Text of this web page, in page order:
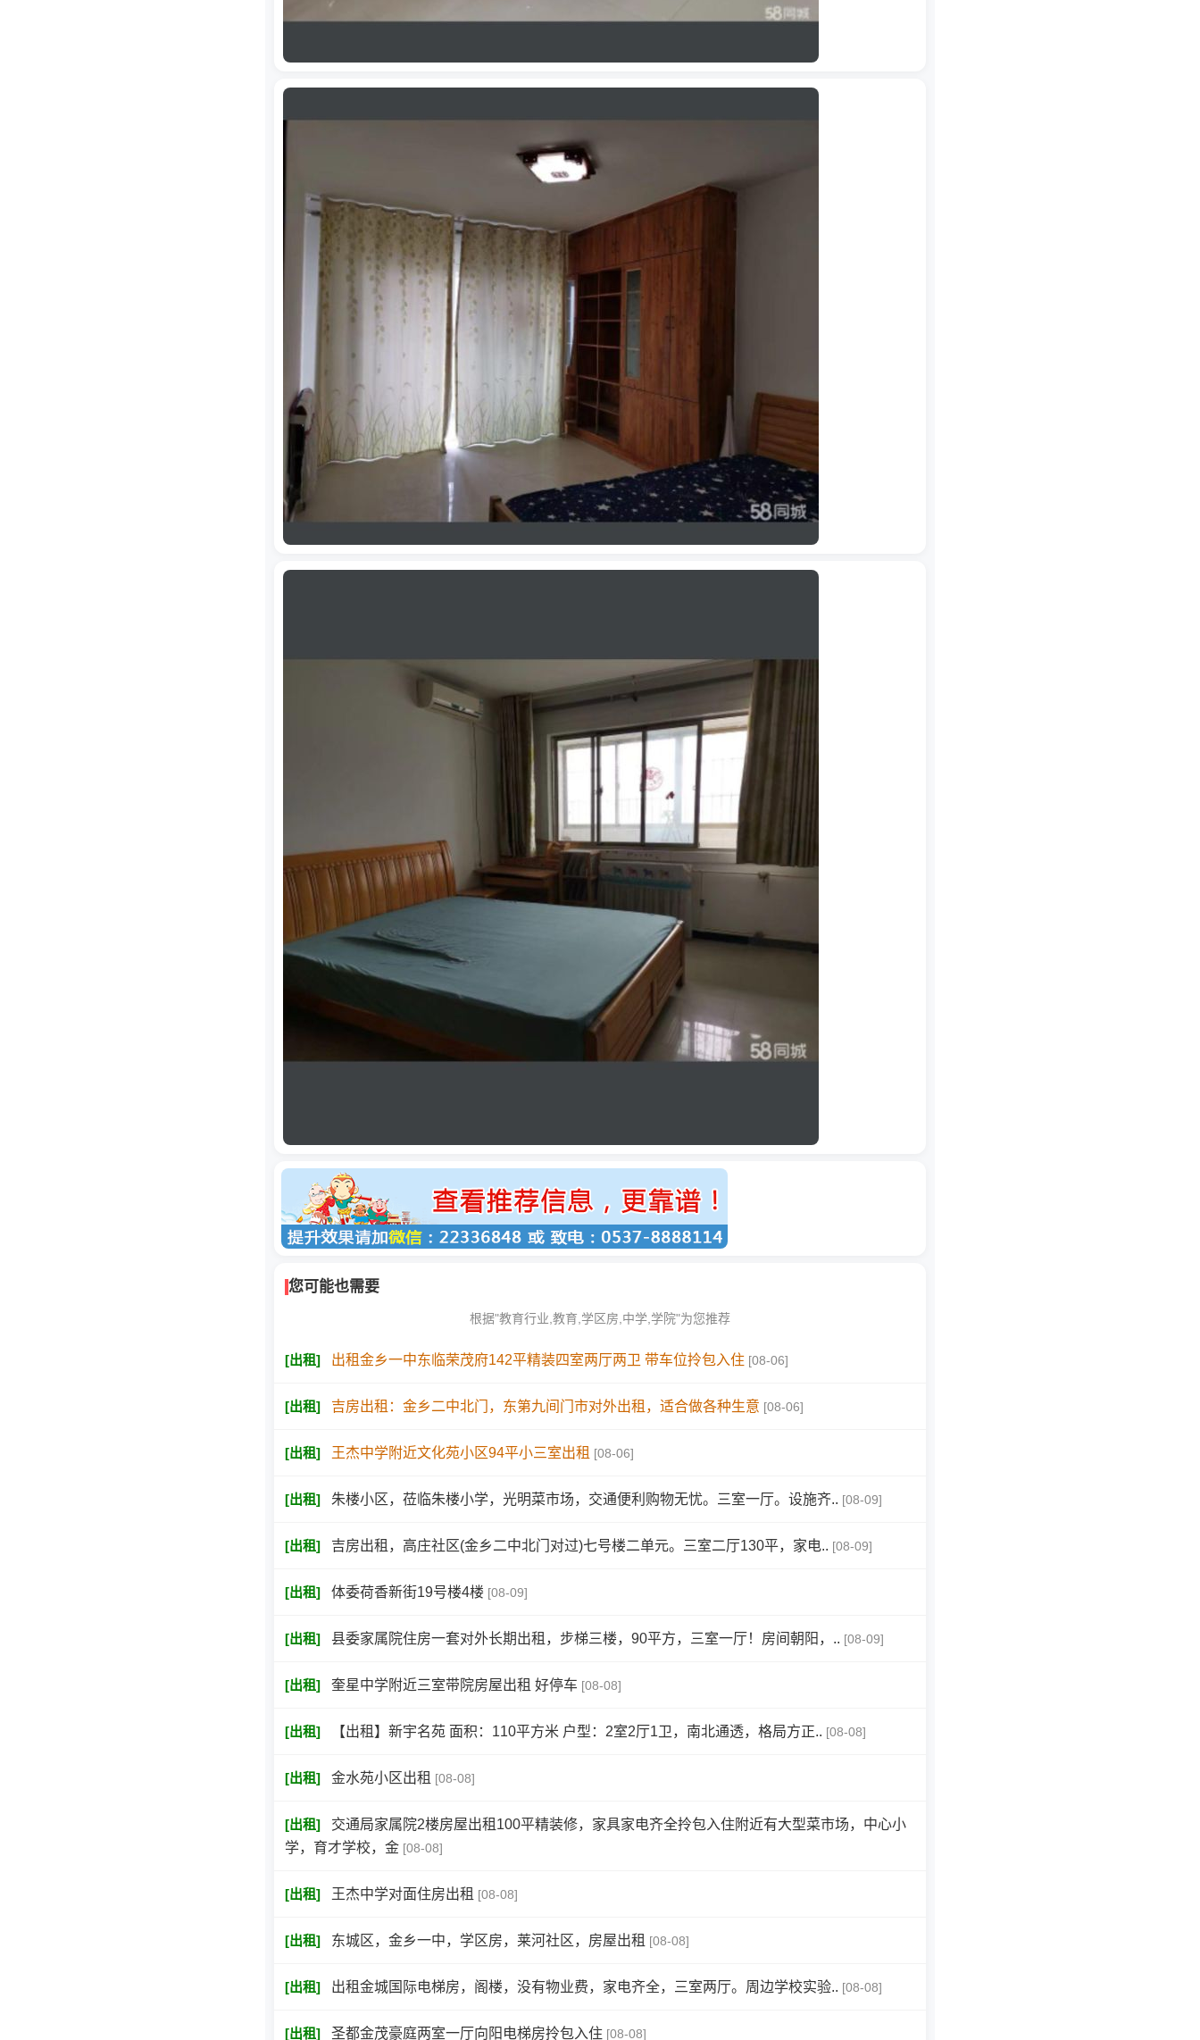
您可能也需要
根据"教育行业,教育,学区房,中学,学院"为您推荐
[出租] 出租金乡一中东临荣茂府142平精装四室两厅两卫 带车位拎包入住 [08-06]
[出租] 吉房出租：金乡二中北门，东第九间门市对外出租，适合做各种生意 [08-06]
[出租] 王杰中学附近文化苑小区94平小三室出租 [08-06]
[出租] 朱楼小区，莅临朱楼小学，光明菜市场，交通便利购物无忧。三室一厅。设施齐.. [08-09]
[出租] 吉房出租，高庄社区(金乡二中北门对过)七号楼二单元。三室二厅130平，家电.. [08-09]
[出租] 体委荷香新街19号楼4楼 [08-09]
[出租] 县委家属院住房一套对外长期出租，步梯三楼，90平方，三室一厅！房间朝阳，.. [08-09]
[出租] 奎星中学附近三室带院房屋出租 好停车 [08-08]
[出租] 【出租】新宇名苑 面积：110平方米 户型：2室2厅1卫，南北通透，格局方正.. [08-08]
[出租] 金水苑小区出租 [08-08]
[出租]
交通局家属院2楼房屋出租100平精装修，家具家电齐全拎包入住附近有大型菜市场，中心小
学，育才学校，金 [08-08]
[出租] 王杰中学对面住房出租 [08-08]
[出租] 东城区，金乡一中，学区房，莱河社区，房屋出租 [08-08]
[出租] 出租金城国际电梯房，阁楼，没有物业费，家电齐全，三室两厅。周边学校实验.. [08-08]
[出租] 圣都金茂豪庭两室一厅向阳电梯房拎包入住 [08-08]